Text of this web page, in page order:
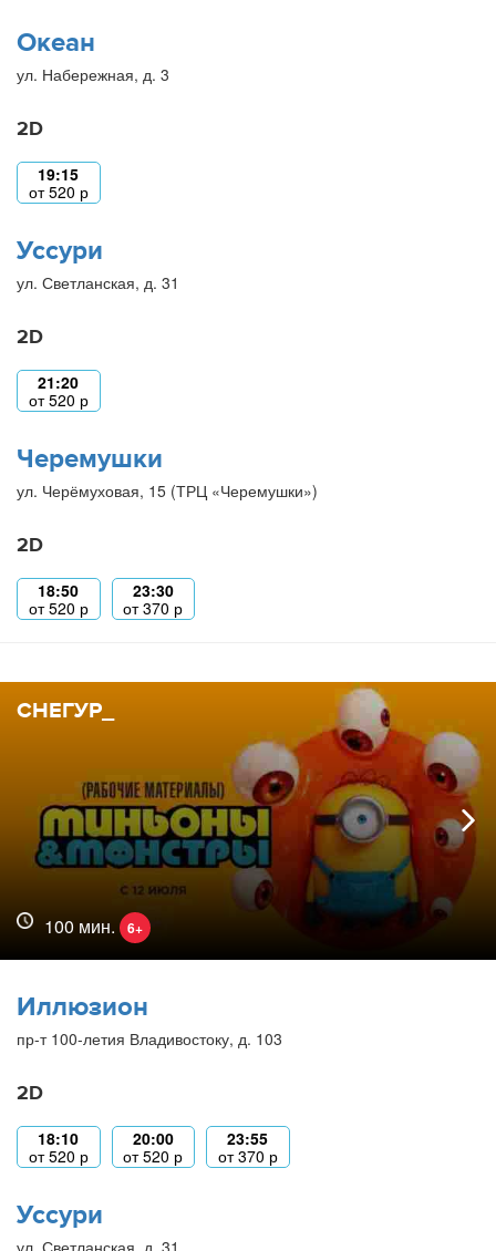
Океан
ул. Набережная, д. 3
2D
19:15
от520 р
Уссури
ул. Светланская, д. 31
2D
21:20
от520 р
Черемушки
ул. Черёмуховая, 15 (ТРЦ «Черемушки»)
2D
18:50
от520 р
23:30
от370 р
СНЕГУР_
100 мин. 6+
Иллюзион
пр-т 100-летия Владивостоку, д. 103
2D
18:10
от520 р
20:00
от520 р
23:55
от370 р
Уссури
ул. Светланская, д. 31